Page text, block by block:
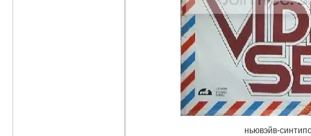
ньювэйв-